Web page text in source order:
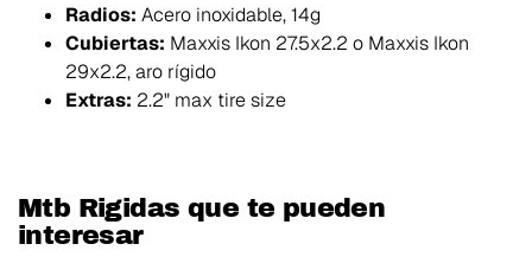
Radios: Acero inoxidable, 14g
Cubiertas: Maxxis Ikon 27.5x2.2 o Maxxis Ikon
29x2.2, aro rígido
Extras: 2.2" max tire size
Mtb Rigidas que te pueden
interesar